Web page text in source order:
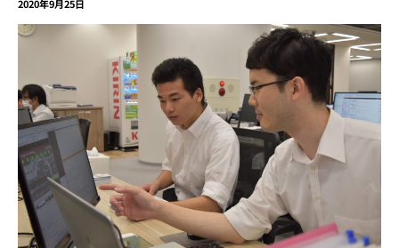
2020年9月25日